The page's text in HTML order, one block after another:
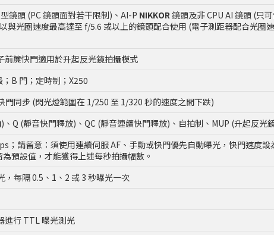
鏡頭 (PC 鏡頭面對若干限制)、AI-P NIKKOR鏡頭及非 CPU AI 鏡頭 (只
與光圈速度最高達至 f/5.6 或以上的鏡頭配合使用 (電子測距器配合光圈
簾快門適用於升起反光鏡拍攝模式
B 門；定時制；X250
同步 (閃光燈範圍在 1/250 至 1/320 秒的速度之間下跌)
Q (靜音快門釋放)、QC (靜音連續快門釋放)、自拍制、MUP (升起反光
請留意：須使用連續伺服 AF、手動或快門優先自動曝光，快門速度
預設值，才能獲得上述每秒拍攝幅數。
，每隔 0.5、1、2 或 3 秒曝光一次
進行 TTL 曝光測光